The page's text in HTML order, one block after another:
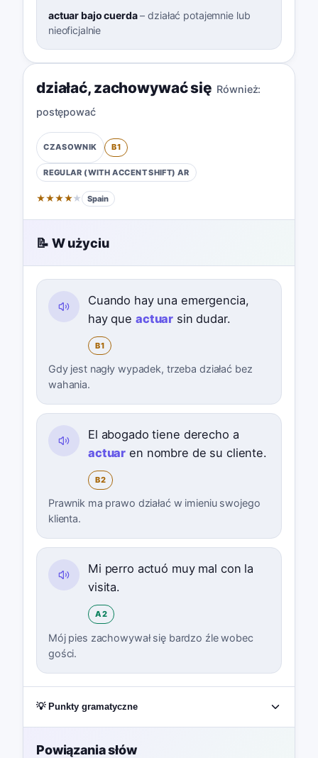
actuar bajo cuerda–działać potajemnie lub
nieoficjalnie
działać, zachowywać się Również:
postępować
CZASOWNIK B1
REGULAR (WITH ACCENT SHIFT) AR
★★★★★ Spain
📝 W użyciu
Cuando hay una emergencia,
hay que actuar sin dudar.
B1
Gdy jest nagły wypadek, trzeba działać bez
wahania.
El abogado tiene derecho a
actuar en nombre de su cliente.
B2
Prawnik ma prawo działać w imieniu swojego
klienta.
Mi perro actuó muy mal con la
visita.
A2
Mój pies zachowywał się bardzo źle wobec
gości.
💡 Punkty gramatyczne
Powiązania słów